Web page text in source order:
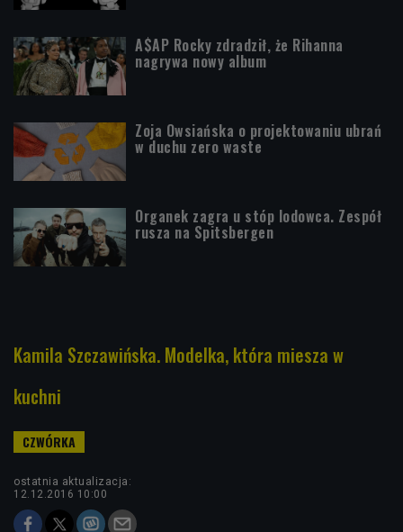
A$AP Rocky zdradził, że Rihanna
nagrywa nowy album
Zoja Owsiańska o projektowaniu ubrań
w duchu zero waste
Organek zagra u stóp lodowca. Zespół
rusza na Spitsbergen
Kamila Szczawińska. Modelka, która miesza w
kuchni
ostatnia aktualizacja:
12.12.2016 10:00